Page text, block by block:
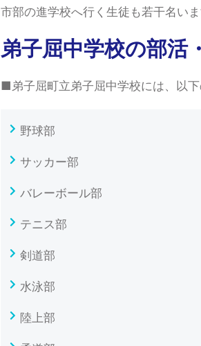
市部の進学校へ行く生徒も若干名いま
弟子屈中学校の部活
■弟子屈町立弟子屈中学校には、以下
野球部
サッカー部
バレーボール部
テニス部
剣道部
水泳部
陸上部